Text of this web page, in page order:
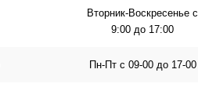
Вторник-Воскресенье с
9:00 до 17:00
Пн-Пт с 09-00 до 17-00